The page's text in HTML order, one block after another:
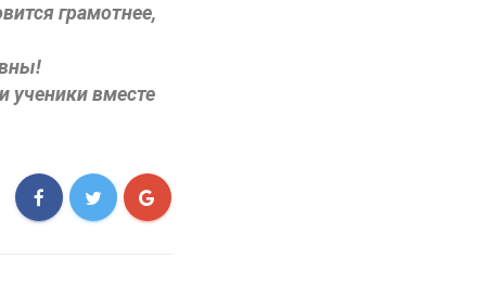
грамотнее,
ученики вместе